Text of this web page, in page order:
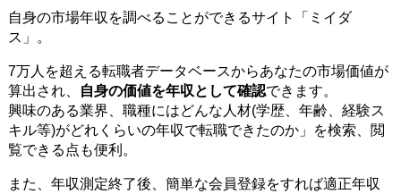
自身の市場年収を調べることができるサイト「ミイダ
ス」。
7万人を超える転職者データベースからあなたの市場価値が
算出され、
自身の価値を年収として確認できます。
興味のある業界、職種にはどんな人材(学歴、年齢、経験ス
キル等)がどれくらいの年収で転職できたのか」を検索、閲
覧できる点も便利。
また、年収測定終了後、簡単な会員登録をすれば適正年収